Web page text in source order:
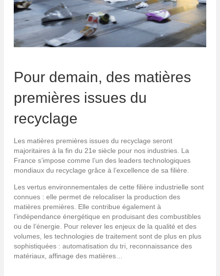
Pour demain, des matières
premières issues du
recyclage
Les matières premières issues du recyclage seront
majoritaires à la fin du 21e siècle pour nos industries. La
France s’impose comme l’un des leaders technologiques
mondiaux du recyclage grâce à l’excellence de sa filière.
Les vertus environnementales de cette filière industrielle sont
connues : elle permet de relocaliser la production des
matières premières. Elle contribue également à
l’indépendance énergétique en produisant des combustibles
ou de l’énergie. Pour relever les enjeux de la qualité et des
volumes, les technologies de traitement sont de plus en plus
sophistiquées : automatisation du tri, reconnaissance des
matériaux, affinage des matières…